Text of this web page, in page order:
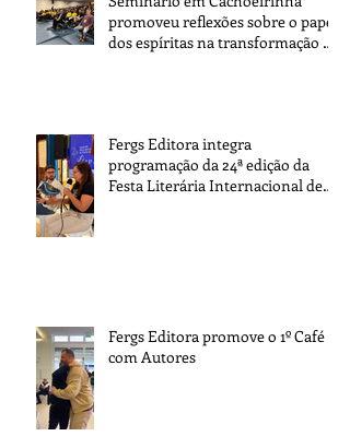
promoveu reflexões sobre o papel
dos espíritas na transformação da
Fergs Editora integra
programação da 24ª edição da
Festa Literária Internacional de
Fergs Editora promove o 1º Café
com Autores